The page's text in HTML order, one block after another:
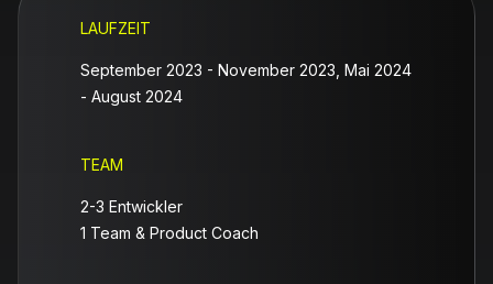
LAUFZEIT
September 2023 - November 2023, Mai 2024
- August 2024
TEAM
2-3 Entwickler
1 Team & Product Coach